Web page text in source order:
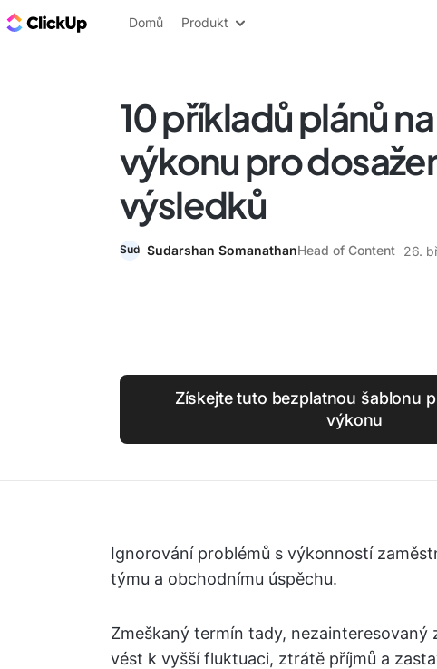
ClickUp blog
Domů Produkt
10 příkladů plánů
výkonu pro
výsledků
Sudarshan SomanathanHead of Content 26.
Získejte tuto bezplatnou šablonu
výkonu
Ignorování problémů s výkonností
týmu a obchodnímu úspěchu.
Zmeškaný termín tady, nezainteresovaný
vést k vyšší fluktuaci, ztrátě příjmů a